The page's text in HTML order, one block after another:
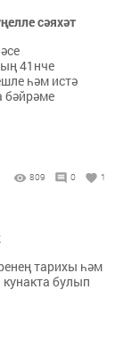
сәяхәт
41нче
һәм истә
бәйрәме
809 0 1
тарихы һәм
булып